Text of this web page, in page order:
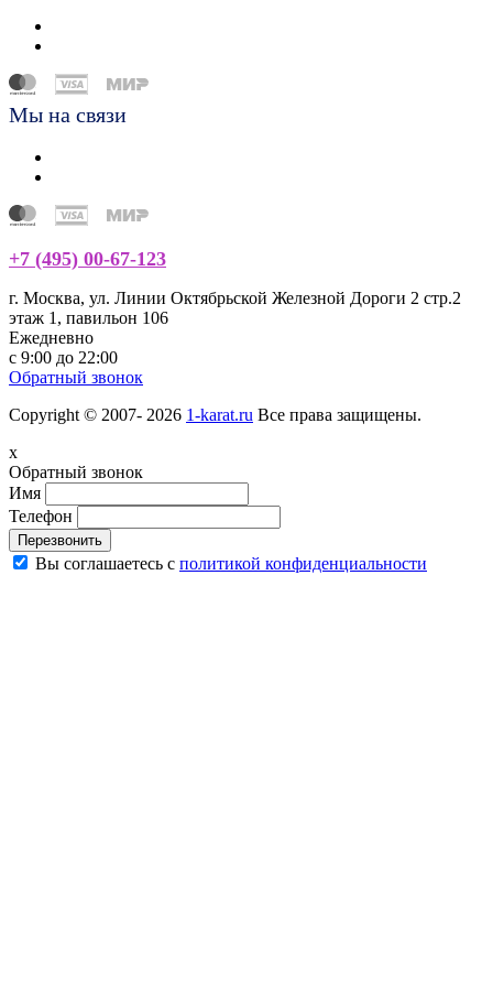
Мы на связи
+7 (495) 00-67-123
г. Москва, ул. Линии Октябрьской Железной Дороги 2 стр.2
этаж 1, павильон 106
Ежедневно
с 9:00 до 22:00
Обратный звонок
Copyright © 2007- 2026 1-karat.ru Все права защищены.
x
Обратный звонок
Имя
Телефон
Перезвонить
Вы соглашаетесь с политикой конфиденциальности